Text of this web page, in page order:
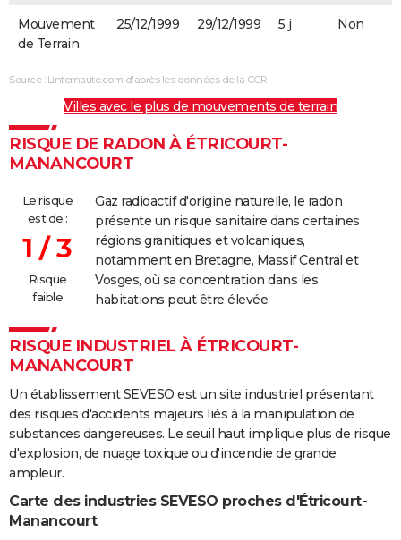
Mouvement
de Terrain
25/12/1999 29/12/1999 5 j Non
Source : Linternaute.com d'après les données de la CCR
Villes avec le plus de mouvements de terrain
RISQUE DE RADON À ÉTRICOURT-
MANANCOURT
Le risque
est de :
1 / 3
Risque
faible
Gaz radioactif d'origine naturelle, le radon
présente un risque sanitaire dans certaines
régions granitiques et volcaniques,
notamment en Bretagne, Massif Central et
Vosges, où sa concentration dans les
habitations peut être élevée.
RISQUE INDUSTRIEL À ÉTRICOURT-
MANANCOURT
Un établissement SEVESO est un site industriel présentant
des risques d'accidents majeurs liés à la manipulation de
substances dangereuses. Le seuil haut implique plus de risque
d'explosion, de nuage toxique ou d'incendie de grande
ampleur.
Carte des industries SEVESO proches d'Étricourt-
Manancourt